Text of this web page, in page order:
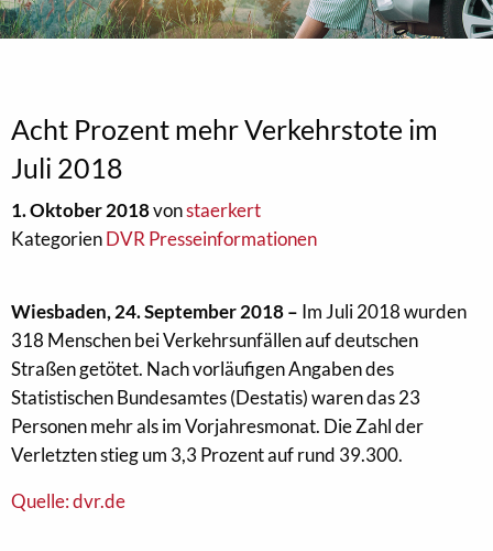
Acht Prozent mehr Verkehrstote im
Juli 2018
1. Oktober 2018vonstaerkert
KategorienDVR Presseinformationen
Wiesbaden, 24. September 2018 – Im Juli 2018 wurden
318 Menschen bei Verkehrsunfällen auf deutschen
Straßen getötet. Nach vorläufigen Angaben des
Statistischen Bundesamtes (Destatis) waren das 23
Personen mehr als im Vorjahresmonat. Die Zahl der
Verletzten stieg um 3,3 Prozent auf rund 39.300.
Quelle: dvr.de